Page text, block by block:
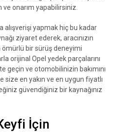
onarım yapabilirsiniz.
alışverişi yapmak hiç bu kadar
ziyaret ederek, aracınızın
ömürlü bir sürüş deneyimi
orijinal Opel yedek parçalarını
ve otomobilinizin bakımını
size en yakın ve en uygun fiyatlı
güvendiğiniz bir kaynağınız
İçin